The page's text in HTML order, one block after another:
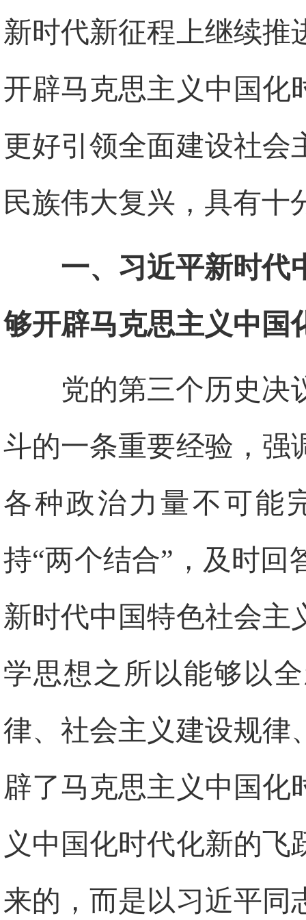
新时代新征程上继续推
开辟马克思主义中国化
更好引领全面建设社会
民族伟大复兴，具有十
一、习近平新时代
够开辟马克思主义中国
党的第三个历史决
斗的一条重要经验，强
各种政治力量不可能
持“两个结合”，及时回
新时代中国特色社会主
学思想之所以能够以
律、社会主义建设规律
辟了马克思主义中国化
义中国化时代化新的
来的，而是以习近平同